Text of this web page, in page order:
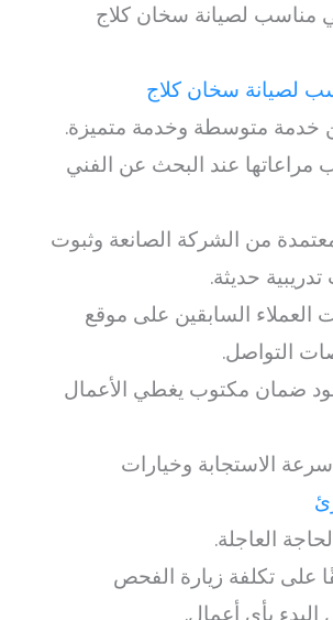
مناسب لصيانة سخان كلاج
لصيانة سخان كلاج
خدمة متوسطة وخدمة متميزة.
مراعاتها عند البحث عن الفني
من الشركة الصانعة وثبوت
حديثة.
العملاء السابقين على موقع
التواصل.
ضمان مكتوب يغطي الأعمال
الاستجابة وخيارات
العاجلة.
على تكلفة زيارة الفحص
بأي أعمال.